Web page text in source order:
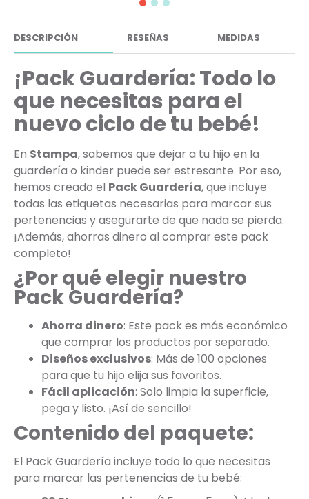
DESCRIPCIÓN RESEÑAS MEDIDAS
¡Pack Guardería: Todo lo
que necesitas para el
nuevo ciclo de tu bebé!
En Stampa, sabemos que dejar a tu hijo en la
guardería o kinder puede ser estresante. Por eso,
hemos creado el Pack Guardería, que incluye
todas las etiquetas necesarias para marcar sus
pertenencias y asegurarte de que nada se pierda.
¡Además, ahorras dinero al comprar este pack
completo!
¿Por qué elegir nuestro
Pack Guardería?
Ahorra dinero: Este pack es más económico
que comprar los productos por separado.
Diseños exclusivos: Más de 100 opciones
para que tu hijo elija sus favoritos.
Fácil aplicación: Solo limpia la superficie,
pega y listo. ¡Así de sencillo!
Contenido del paquete:
El Pack Guardería incluye todo lo que necesitas
para marcar las pertenencias de tu bebé: